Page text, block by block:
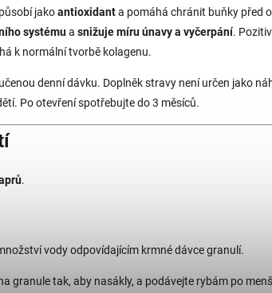
jakoantioxidanta pomáhá chránit buňky před
systémua snižuje míru únavy a vyčerpání.
k normální tvorbě kolagenu.
denní dávku. Doplněk stravy není určen jako
Po otevření spotřebujte do 3 měsíců.
.
vody odpovídajícím krmné dávce granulí.
granule tak, aby nasákly, a podávejte rybám po